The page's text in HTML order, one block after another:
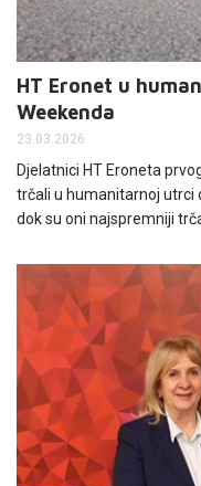
HT Eronet u
Weekenda
23.03.2026
Djelatnici HT Eroneta
trčali u humanitarnoj utrci
dok su oni najspremniji